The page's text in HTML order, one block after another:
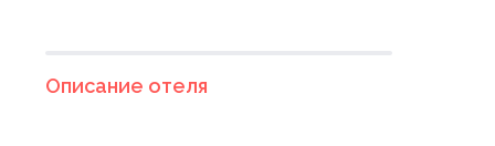
Описание отеля